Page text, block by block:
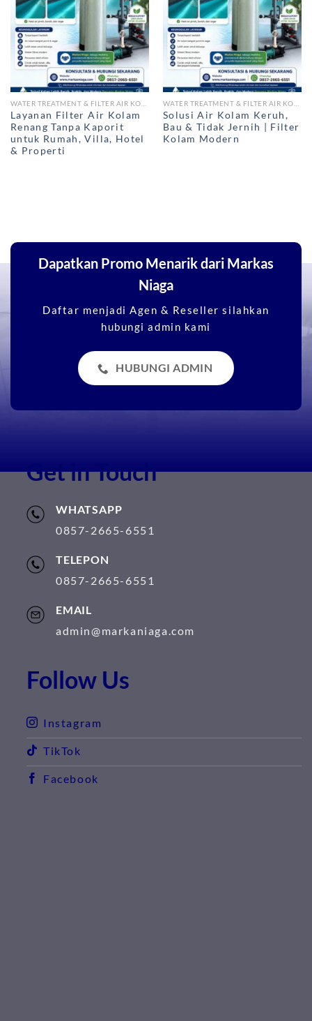
Layanan Filter Air Kolam
Renang Tanpa Kaporit
untuk Rumah, Villa, Hotel
& Properti
Solusi Air Kolam Keruh,
Bau & Tidak Jernih | Filter
Kolam Modern
Dapatkan Promo Menarik dari Markas
Niaga
Daftar menjadi Agen & Reseller silahkan
hubungi admin kami
HUBUNGI ADMIN
Get in Touch
WHATSAPP
0857-2665-6551
TELEPON
0857-2665-6551
EMAIL
admin@markaniaga.com
Follow Us
Instagram
TikTok
Facebook